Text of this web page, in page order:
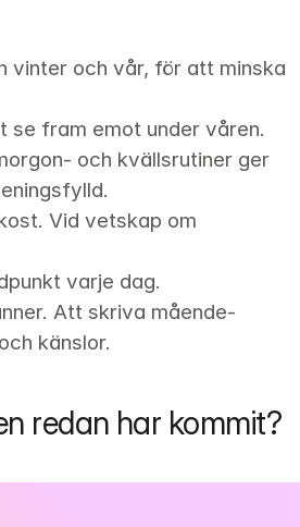
vinter och vår, för att minska
se fram emot under våren.
och kvällsrutiner ger
Vid vetskap om
varje dag.
Att skriva mående-
känslor.
redan har kommit?